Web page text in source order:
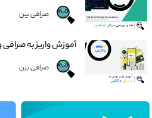
صرافی بین
آموزش واریز به
صرافی بین